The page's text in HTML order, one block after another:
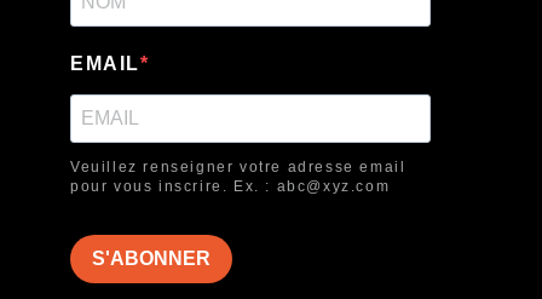
EMAIL
Veuillez renseigner votre adresse email
pour vous inscrire. Ex. : abc@xyz.com
S'ABONNER